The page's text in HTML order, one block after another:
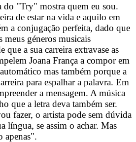
do "Try" mostra quem eu sou.
de estar na vida e aquilo em
a conjugação perfeita, dado que
meus géneros musicais
a sua carreira extravase as
Joana França a compor em
mas também porque a
para espalhar a palavra. Em
a mensagem. A música
que a letra deva também ser.
fazer, o artista pode sem dúvida
língua, se assim o achar. Mas
apenas".